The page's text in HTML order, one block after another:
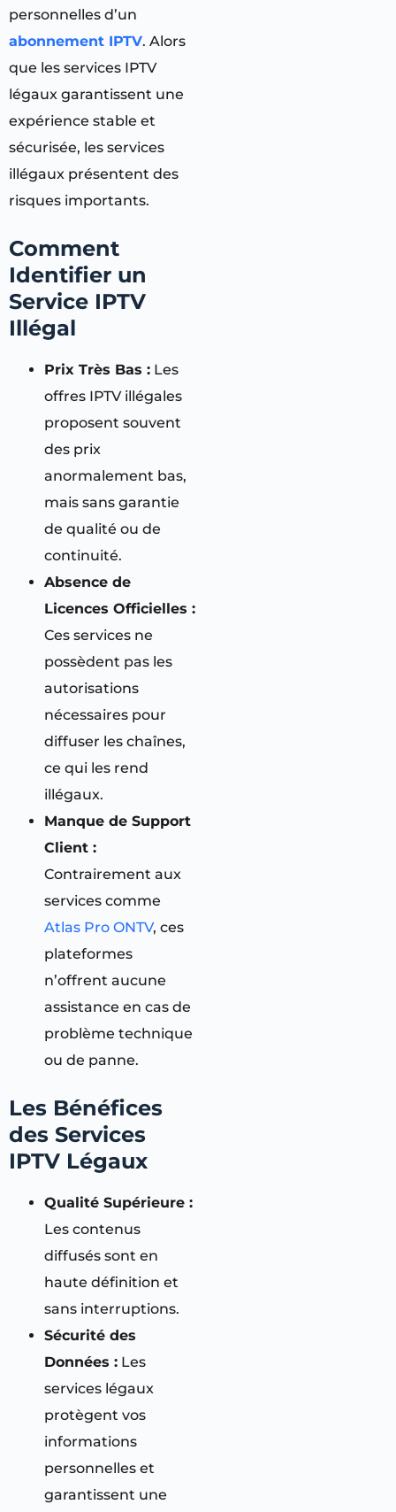
personnelles d’un
abonnement IPTV. Alors
que les services IPTV
légaux garantissent une
expérience stable et
sécurisée, les services
illégaux présentent des
risques importants.
Comment
Identifier un
Service IPTV
Illégal
Prix Très Bas : Les
offres IPTV illégales
proposent souvent
des prix
anormalement bas,
mais sans garantie
de qualité ou de
continuité.
Absence de
Licences Officielles :
Ces services ne
possèdent pas les
autorisations
nécessaires pour
diffuser les chaînes,
ce qui les rend
illégaux.
Manque de Support
Client :
Contrairement aux
services comme
Atlas Pro ONTV, ces
plateformes
n’offrent aucune
assistance en cas de
problème technique
ou de panne.
Les Bénéfices
des Services
IPTV Légaux
Qualité Supérieure :
Les contenus
diffusés sont en
haute définition et
sans interruptions.
Sécurité des
Données : Les
services légaux
protègent vos
informations
personnelles et
garantissent une